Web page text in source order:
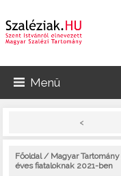
Menü
<
Főoldal/ Magyar Tartomány
éves fiataloknak 2021-ben